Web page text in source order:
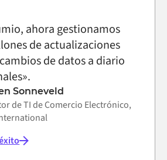
ahora gestionamos
de actualizaciones
de datos a diario
Sonneveld
de TI de Comercio Electrónico,